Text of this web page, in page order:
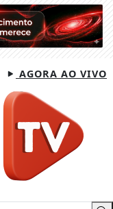
AGORA AO VIVO